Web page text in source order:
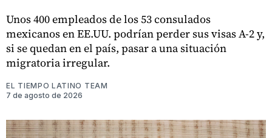
Unos 400 empleados de los 53 consulados
mexicanos en EE.UU. podrían perder sus visas A-2 y,
si se quedan en el país, pasar a una situación
migratoria irregular.
EL TIEMPO LATINO TEAM
7 de agosto de 2026